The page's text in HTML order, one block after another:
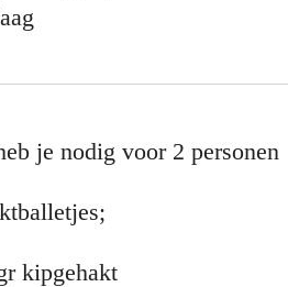
je nodig voor 2 personen
kipgehakt